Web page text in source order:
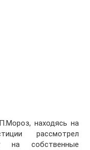
находясь на
рассмотрел
на собственные